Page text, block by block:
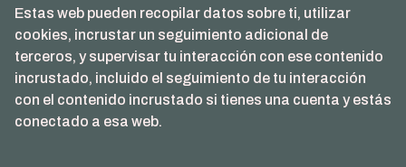
Estas web pueden recopilar datos sobre ti, utilizar
cookies, incrustar un seguimiento adicional de
terceros, y supervisar tu interacción con ese contenido
incrustado, incluido el seguimiento de tu interacción
con el contenido incrustado si tienes una cuenta y estás
conectado a esa web.